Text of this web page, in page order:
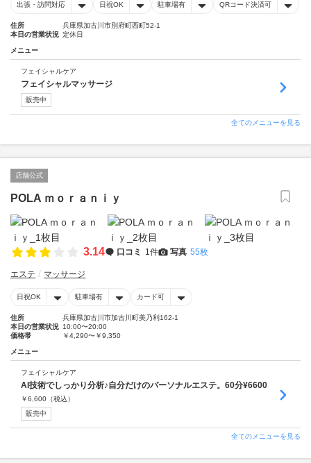
出張・訪問対応 日祝OK 駐車場有 QRコード決済可
住所
兵庫県加古川市別府町西町52-1
本日の営業状況 定休日
メニュー
フェイシャルケア
フェイシャルマッサージ
販売中
全てのメニューを見る
店舗公式
POLA ｍｏｒａｎｉｙ
3.14 口コミ 1件 写真 55枚
エステ マッサージ
日祝OK 駐車場有 カード可
住所
兵庫県加古川市加古川町美乃利162-1
本日の営業状況 10:00〜20:00
価格帯
￥4,290〜￥9,350
メニュー
フェイシャルケア
AI技術でしっかり分析♪自分だけのパーソナルエステ。60分¥6600
￥6,600 （税込）
販売中
全てのメニューを見る